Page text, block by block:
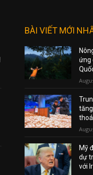
BÀI VIẾT MỚI
ứng
Mỹ
dự
với